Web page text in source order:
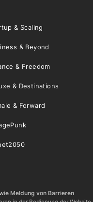
& Scaling
& Beyond
& Freedom
& Destinations
& Forward
Meldung von Barrieren